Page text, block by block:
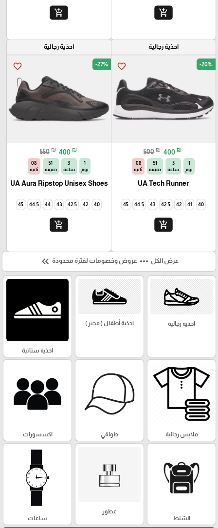
add_shopping_cart
add_shopping_cart
احذية رجالية
favorite_border -20%
500 ₪ 400 ₪
1
يوم
3
ساعة
51
دقيقة
06
ثانية
UA Tech Runner
40
41
42
42.5
43
44.5
45
add_shopping_cart
احذية رجالية
favorite_border -27%
550 ₪ 400 ₪
1
يوم
3
ساعة
51
دقيقة
06
ثانية
UA Aura Ripstop Unisex Shoes
40
42
42.5
43
44
44.5
45
add_shopping_cart
عرض الكل more_horiz عروض وخصومات لفترة محدودة keyboard_double_arrow_left
احذية رجالية احذية أطفال ( محير )
احذية ستاتية
ملابس رجالية طواقي اكسسورات
الشنط
عطور
ساعات